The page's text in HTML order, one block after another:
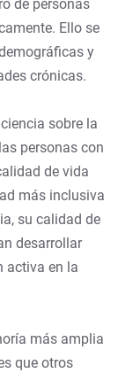
de personas
Ello se
y
crónicas.
sobre la
personas con
de vida
más inclusiva
su calidad de
desarrollar
activa en la
más amplia
que otros